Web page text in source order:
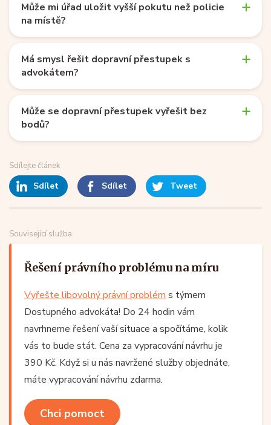
Může mi úřad uložit vyšší pokutu než policie
na místě?
Má smysl řešit dopravní přestupek s
advokátem?
Může se dopravní přestupek vyřešit bez
bodů?
Sdílejte článek
Sdílet Sdílet Tweet
Související služba
Řešení právního problému na míru
Vyřešte libovolný právní problém s týmem
Dostupného advokáta! Do 24 hodin vám
navrhneme řešení vaší situace a spočítáme, kolik
vás to bude stát. Cena za vypracování návrhu je
390 Kč. Když si u nás navržené služby objednáte,
máte vypracování návrhu zdarma.
Chci pomoct